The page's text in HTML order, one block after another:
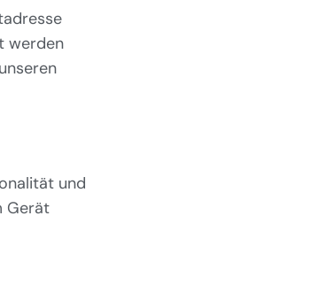
werden
und
Gerät